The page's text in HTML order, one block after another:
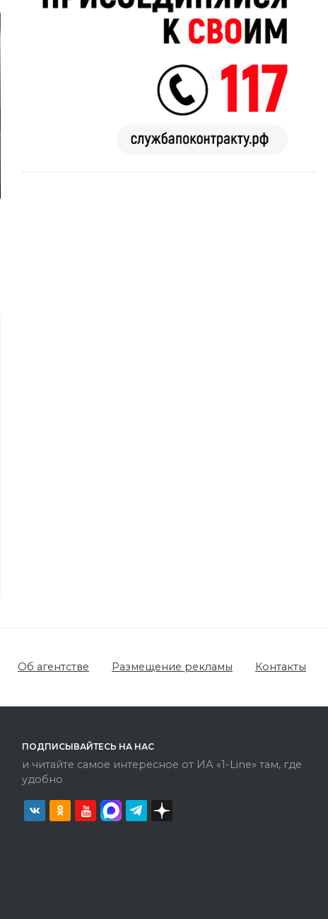
Об агентстве Размещение рекламы Контакты
ПОДПИСЫВАЙТЕСЬ НА НАС
и читайте самое интересное от ИА «1-Line» там, где
удобно